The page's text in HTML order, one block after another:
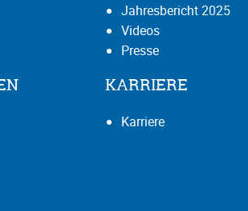
Jahresbericht 2025
Videos
Presse
KARRIERE
Karriere